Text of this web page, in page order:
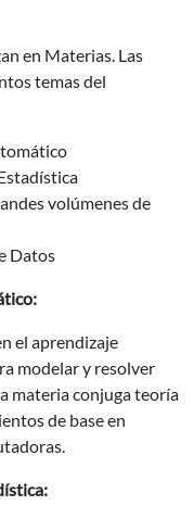
en Materias. Las
temas del
volúmenes de
Datos
el aprendizaje
modelar y resolver
materia conjuga teoría
de base en